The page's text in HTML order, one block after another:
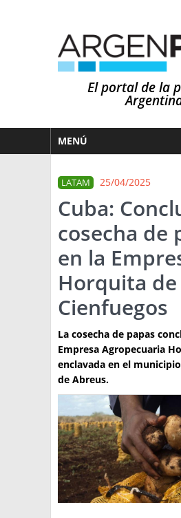
El portal de la
MENÚ
MERCADOS
NOTICIAS
EN ESPAÑOL
OTROS IDIOMAS
CLIMA
PRONÓSTICO
LLUVIAS
ARGENTINA
EL MUNDO
TÉCNICA
PRODUCCION
CLASIFICADOS
INTERES GENERAL
LA PAPA
RESOLUCIONES Y
ENLACES
ARGENPAPA
PUBLICIDAD
QUIENES SOMOS
CONTACTO
BUSCAR NOTICIAS
LATAM 25/04/2025
Cuba:
cosecha de
en la
Horquita de
Cienfuegos
La cosecha de papas
Empresa Agropecuaria
enclavada en el
de Abreus.